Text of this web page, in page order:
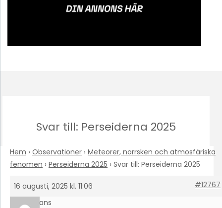
Svar till: Perseiderna 2025
Hem › Observationer › Meteorer, norrsken och atmosfäriska
fenomen › Perseiderna 2025 › Svar till: Perseiderna 2025
16 augusti, 2025 kl. 11:06
#12767
Hans